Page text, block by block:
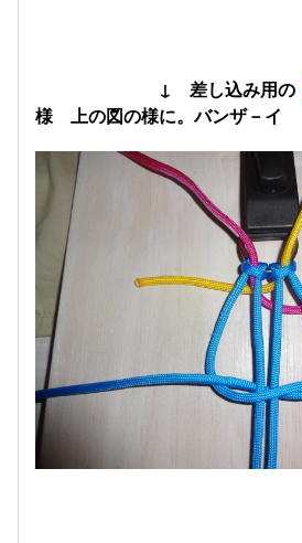
↓ 差し込み用の
様 上の図の様に。バンザ－イ